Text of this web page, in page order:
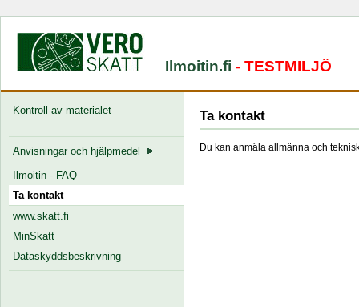
Ilmoitin.fi - TESTMILJÖ
Kontroll av materialet
Anvisningar och hjälpmedel
Ilmoitin - FAQ
Ta kontakt
www.skatt.fi
MinSkatt
Dataskyddsbeskrivning
Ta kontakt
Du kan anmäla allmänna och